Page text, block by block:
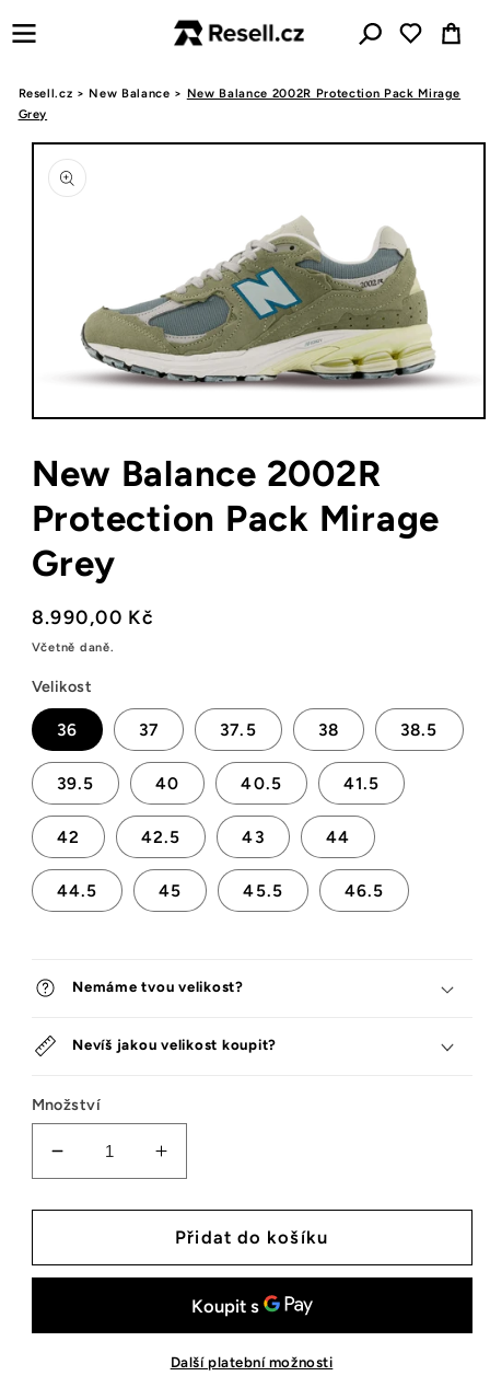
obsahu
Košík
Resell.cz > New Balance > New Balance 2002R Protection Pack Mirage
Grey
produktu
1
modálním
okně
New Balance 2002R
Protection Pack Mirage
Grey
Běžná
cena
8.990,00 Kč
Včetně daně.
Velikost
36 37 37.5 38 38.5
39.5 40 40.5 41.5
42 42.5 43 44
44.5 45 45.5 46.5
Nemáme tvou velikost?
Nevíš jakou velikost koupit?
Množství
Snížit
množství
tenisek
Balance
Pack
Zvýšit
množství
tenisek
New
Balance
Protection
Pack
Mirage
Přidat do košíku
Další platební možnosti